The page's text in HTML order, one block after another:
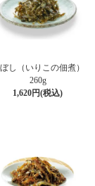
し（いりこの佃煮）
260g
1,620円(税込)